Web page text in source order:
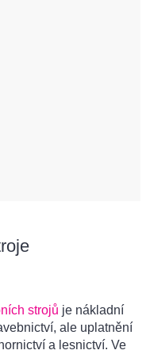
strojů je nákladní
ale uplatnění
a lesnictví. Ve